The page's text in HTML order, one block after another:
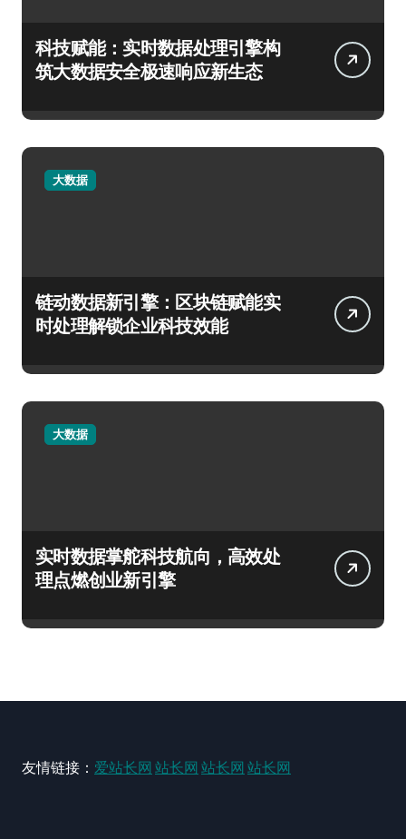
科技赋能：实时数据处理引擎构
筑大数据安全极速响应新生态
大数据
链动数据新引擎：区块链赋能实
时处理解锁企业科技效能
大数据
实时数据掌舵科技航向，高效处
理点燃创业新引擎
友情链接： 爱站长网 站长网 站长网 站长网